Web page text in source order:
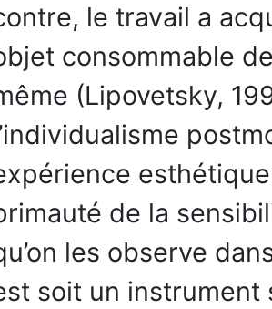
le travail a
consommable
(Lipovetsky,
de la
les observe
soit un instrument